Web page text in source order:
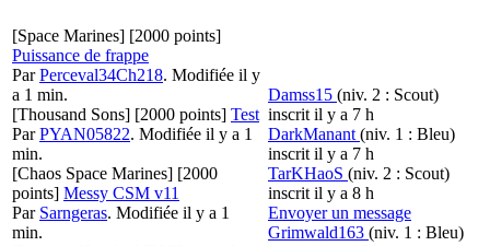
[Space Marines] [2000 points]
Puissance de frappe
ParPerceval34Ch218. Modifiée il y
a 1 min.
[Thousand Sons] [2000 points] Test
ParPYAN05822. Modifiée il y a 1
min.
[Chaos Space Marines] [2000
points] Messy CSM v11
Par Sarngeras. Modifiée il y a 1
min.
Damss15 (niv. 2 : Scout)
inscrit il y a 7 h
DarkManant (niv. 1 : Bleu)
inscrit il y a 7 h
TarKHaoS (niv. 2 : Scout)
inscrit il y a 8 h
Envoyer un message
Grimwald163 (niv. 1 : Bleu)